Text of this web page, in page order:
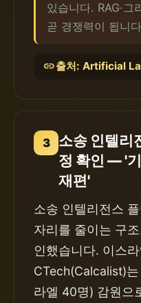
있습니다. RAG·그
곧 경쟁력이 됩니
link출처: Artificial
3
소송 인텔리
정 확인 — '
재편'
소송 인텔리전스
자리를 줄이는 구
인했습니다. 이스
CTech(Calcalist)
라엘 40명) 감원으